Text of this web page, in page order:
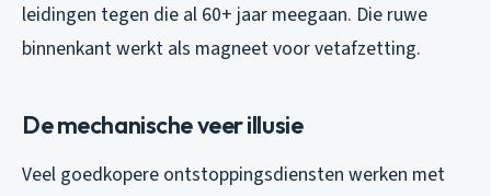
leidingen tegen die al 60+ jaar meegaan. Die ruwe
binnenkant werkt als magneet voor vetafzetting.
De mechanische veer illusie
Veel goedkopere ontstoppingsdiensten werken met